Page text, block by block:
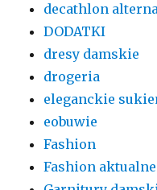
decathlon
DODATKI
dresy damskie
drogeria
eleganckie
eobuwie
Fashion
Fashion